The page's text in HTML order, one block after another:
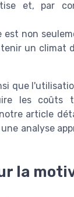
et, par
est non
un climat
que
les coûts
article
analyse
la